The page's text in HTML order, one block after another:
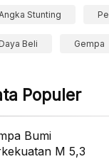
Stunting
Daya Beli Gempa
Populer
Bumi
M 5,3